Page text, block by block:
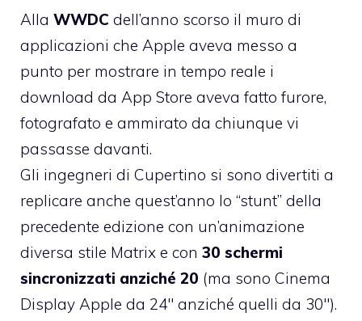
Alla WWDC dell’anno scorso il muro di
applicazioni che Apple aveva messo a
punto per mostrare in tempo reale i
download da App Store aveva fatto furore,
fotografato e ammirato da chiunque vi
passasse davanti.
Gli ingegneri di Cupertino si sono divertiti a
replicare anche quest’anno lo “stunt” della
precedente edizione con un’animazione
diversa stile Matrix e con 30 schermi
sincronizzati anziché 20 (ma sono Cinema
Display Apple da 24″ anziché quelli da 30″).